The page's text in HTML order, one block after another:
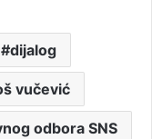
dijalog
vučević
odbora SNS